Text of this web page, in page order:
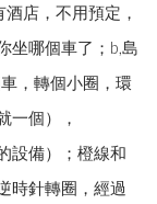
店，不用預定，
坐哪個車了；b,島
，轉個小圈，環
一個），
設備）；橙線和
時針轉圈，經過